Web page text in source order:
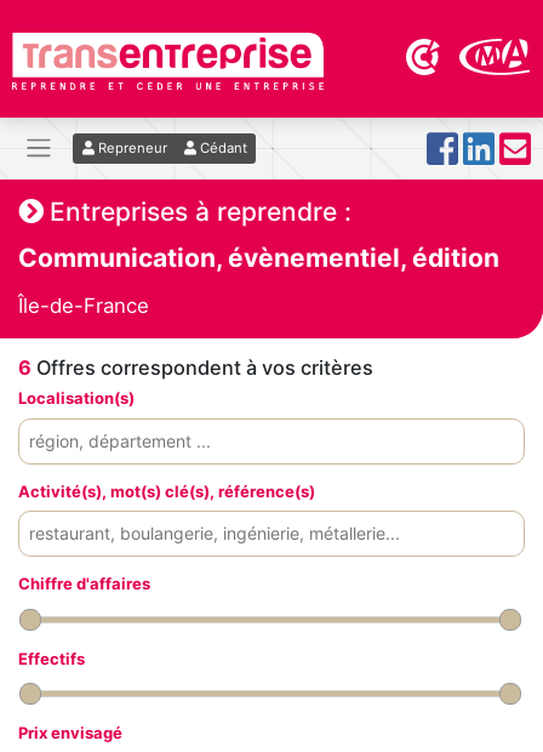
Repreneur Cédant
Entreprises à reprendre :
Communication, évènementiel, édition
Île-de-France
6 Offres correspondent à vos critères
Localisation(s)
Activité(s), mot(s) clé(s), référence(s)
Chiffre d'affaires
Effectifs
Prix envisagé